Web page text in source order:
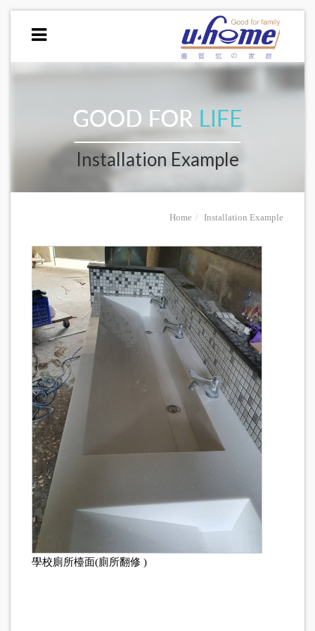
Installation Example
Home Installation Example
學校廁所檯面(廁所翻修 )